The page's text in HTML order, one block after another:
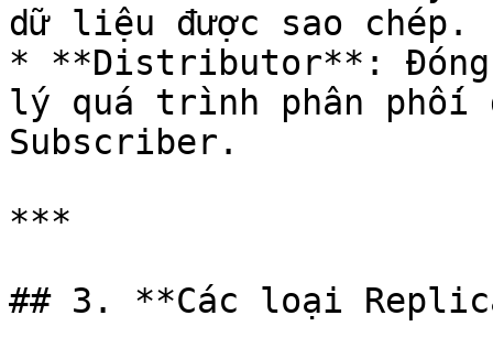
dữ liệu được sao chép.
* **Distributor**:
lý quá trình phân phối
Subscriber.
***
## 3. **Các loại